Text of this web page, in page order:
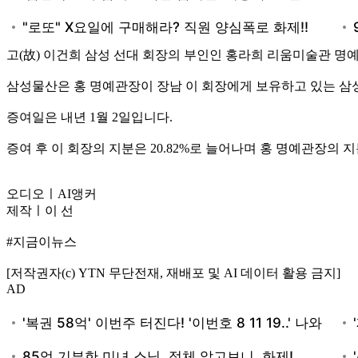
고(故) 이건희 삼성 선대 회장의 부인인 홍라희 리움미술관
삼성물산은 홍 명예관장이 장남 이 회장에게 보유하고 있는 삼
증여일은 내년 1월 2일입니다.
증여 후 이 회장의 지분은 20.82%로 늘어나며 홍 명예관장의
오디오ㅣAI앵커
제작ㅣ이 선
#지금이뉴스
[저작권자(c) YTN 무단전재, 재배포 및 AI 데이터 활용 금지]
AD